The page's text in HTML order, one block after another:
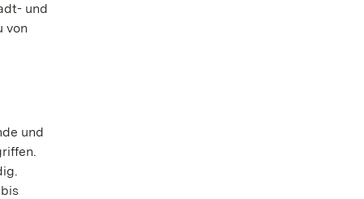
und
von
und